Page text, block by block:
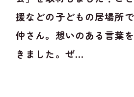
援などの子どもの居場所
仲さん。想いのある言葉
きました。ぜ...